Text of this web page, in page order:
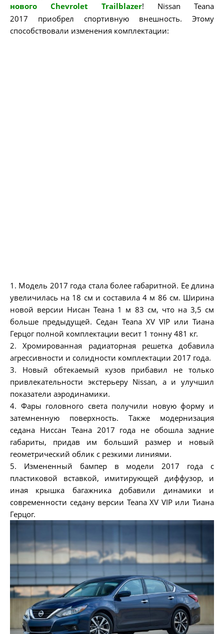
нового Chevrolet Trailblazer! Nissan Teana
2017 приобрел спортивную внешность. Этому
способствовали изменения комплектации:
1. Модель 2017 года стала более габаритной. Ее длина
увеличилась на 18 см и составила 4 м 86 см. Ширина
новой версии Нисан Теана 1 м 83 см, что на 3,5 см
больше предыдущей. Седан Teana XV VIP или Тиана
Герцог полной комплектации весит 1 тонну 481 кг.
2. Хромированная радиаторная решетка добавила
агрессивности и солидности комплектации 2017 года.
3. Новый обтекаемый кузов прибавил не только
привлекательности экстерьеру Nissan, а и улучшил
показатели аэродинамики.
4. Фары головного света получили новую форму и
затемненную поверхность. Также модернизация
седана Ниссан Теана 2017 года не обошла задние
габариты, придав им больший размер и новый
геометрический облик с резкими линиями.
5. Измененный бампер в модели 2017 года с
пластиковой вставкой, имитирующей диффузор, и
иная крышка багажника добавили динамики и
современности седану версии Teana XV VIP или Тиана
Герцог.